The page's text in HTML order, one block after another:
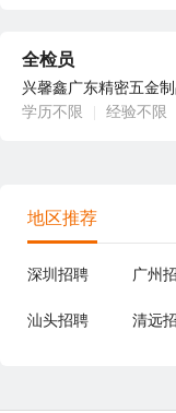
全检员
兴馨鑫广东精密五金
学历不限
经验不限
地区推荐
深圳招聘 广州
汕头招聘 清远